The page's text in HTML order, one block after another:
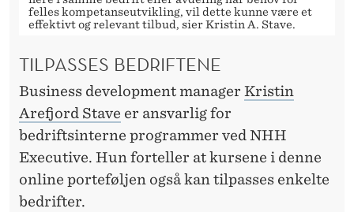
felles kompetanseutvikling, vil dette kunne være et
effektivt og relevant tilbud, sier Kristin A. Stave.
TILPASSES BEDRIFTENE
Business development manager Kristin
Arefjord Stave er ansvarlig for
bedriftsinterne programmer ved NHH
Executive. Hun forteller at kursene i denne
online porteføljen også kan tilpasses enkelte
bedrifter.